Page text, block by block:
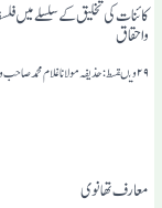
کائنات کی تخلیق کے سلسلے میں
واحقاق
معارف تھانوی